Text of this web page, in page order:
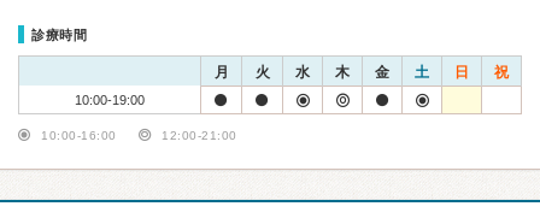
診療時間
月 火 水 木 金 土 日 祝
10:00-19:00
10:00-16:00 12:00-21:00